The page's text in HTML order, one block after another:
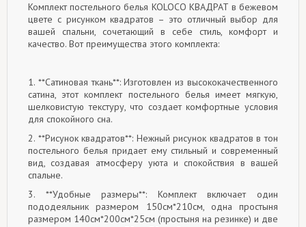
Комплект постельного белья KOLOCO КВАДРАТ в бежевом
цвете с рисунком квадратов – это отличный выбор для
вашей спальни, сочетающий в себе стиль, комфорт и
качество. Вот преимущества этого комплекта:
1. **Сатиновая ткань**: Изготовлен из высококачественного
сатина, этот комплект постельного белья имеет мягкую,
шелковистую текстуру, что создает комфортные условия
для спокойного сна.
2. **Рисунок квадратов**: Нежный рисунок квадратов в тон
постельного белья придает ему стильный и современный
вид, создавая атмосферу уюта и спокойствия в вашей
спальне.
3. **Удобные размеры**: Комплект включает один
пододеяльник размером 150см*210см, одна простыня
размером 140см*200см*25см (простыня на резинке) и две